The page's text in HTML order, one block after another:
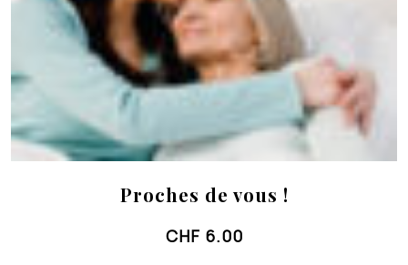
Proches de vous !
CHF 6.00